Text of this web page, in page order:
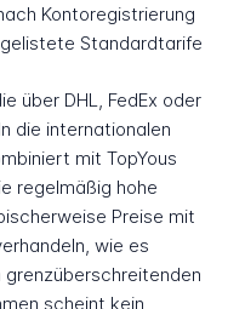
Kontoregistrierung
Standardtarife
über DHL, FedEx oder
die internationalen
mit TopYous
regelmäßig hohe
Preise mit
wie es
scheint kein